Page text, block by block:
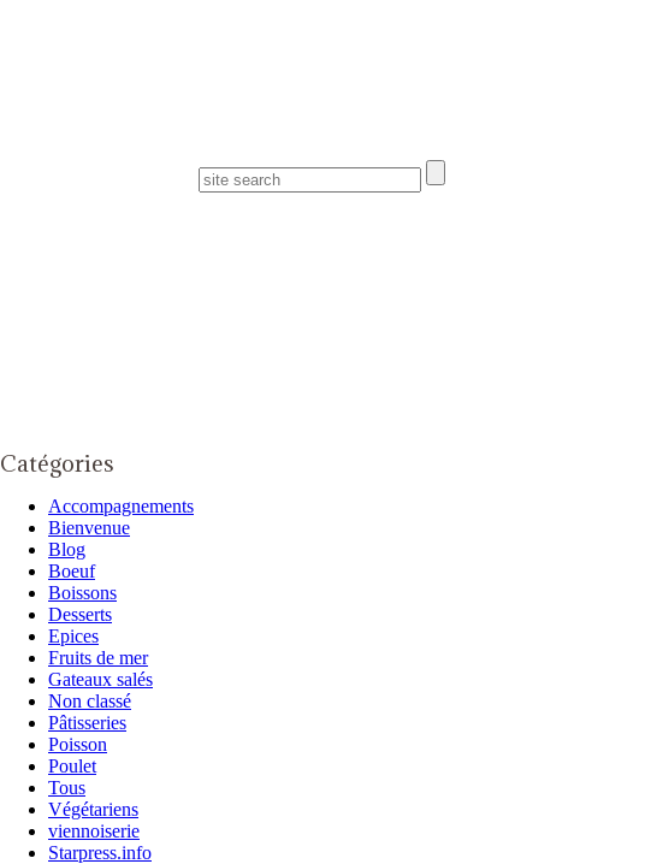
Catégories
Accompagnements
Bienvenue
Blog
Boeuf
Boissons
Desserts
Epices
Fruits de mer
Gateaux salés
Non classé
Pâtisseries
Poisson
Poulet
Tous
Végétariens
viennoiserie
Starpress.info